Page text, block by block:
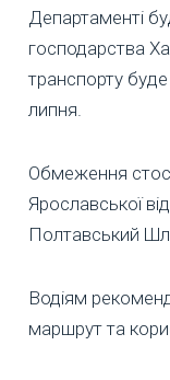
Департаменті
господарства
транспорту
липня.
Обмеження
Ярославської
Полтавський
Водіям
маршрут та